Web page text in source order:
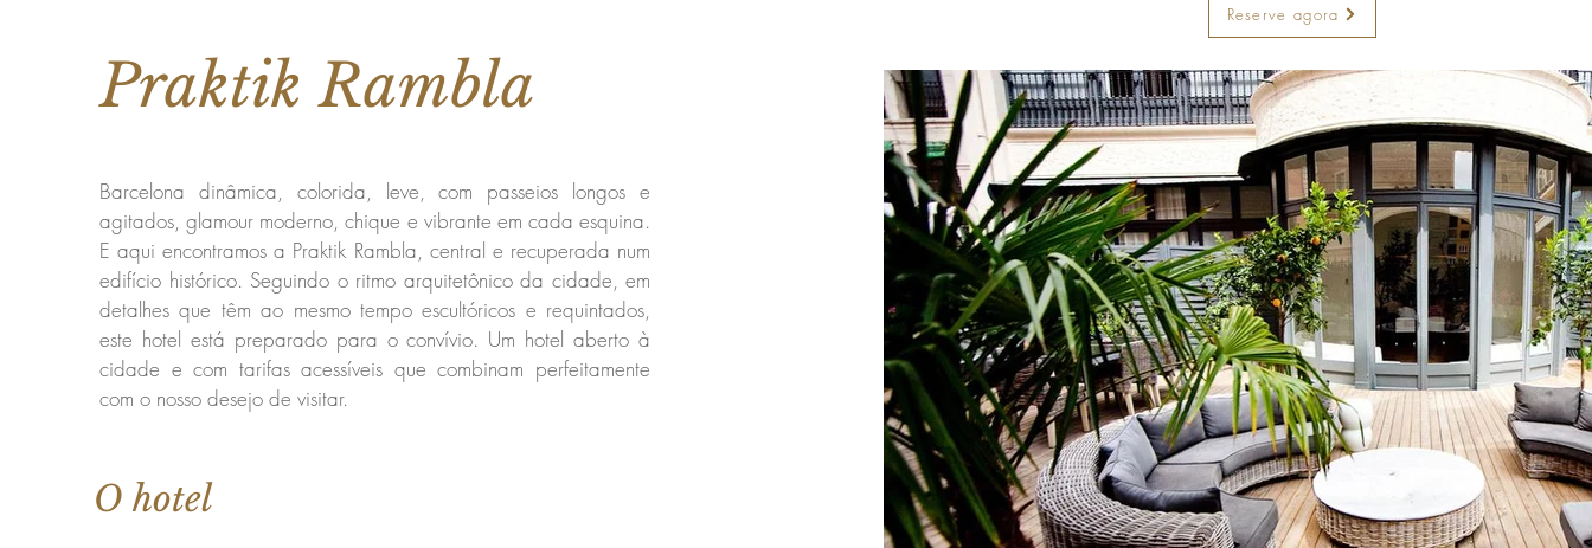
Reserve agora
Praktik Rambla
Barcelona dinâmica, colorida, leve, com passeios longos e
agitados, glamour moderno, chique e vibrante em cada esquina.
E aqui encontramos a Praktik Rambla, central e recuperada num
edifício histórico. Seguindo o ritmo arquitetônico da cidade, em
detalhes que têm ao mesmo tempo escultóricos e requintados,
este hotel está preparado para o convívio. Um hotel aberto à
cidade e com tarifas acessíveis que combinam perfeitamente
com o nosso desejo de visitar.
O hotel